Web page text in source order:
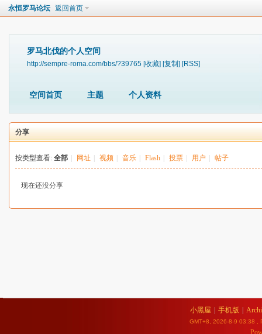
永恒罗马论坛 返回首页
罗马北伐的个人空间
http://sempre-roma.com/bbs/?39765 [收藏] [复制] [RSS]
空间首页 主题 个人资料
分享
按类型查看: 全部 网址 视频 音乐 Flash 投票 用户 帖子
现在还没分享
小黑屋 手机版
GMT+8, 2026-8-9 03:38 ,